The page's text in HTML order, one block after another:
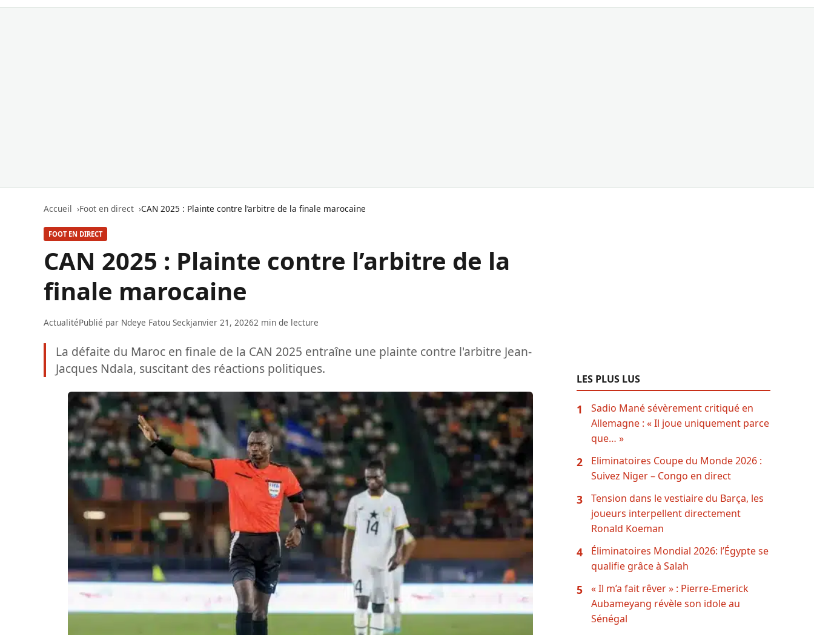
Accueil Foot en direct CAN 2025 : Plainte contre l’arbitre de la finale marocaine
FOOT EN DIRECT
CAN 2025 : Plainte contre l’arbitre de la
finale marocaine
ActualitéPublié par Ndeye Fatou Seckjanvier 21, 20262 min de lecture
La défaite du Maroc en finale de la CAN 2025 entraîne une plainte contre l'arbitre Jean-
Jacques Ndala, suscitant des réactions politiques.
LES PLUS LUS
1
Sadio Mané sévèrement critiqué en
Allemagne : « Il joue uniquement parce
que… »
2
Eliminatoires Coupe du Monde 2026 :
Suivez Niger – Congo en direct
3
Tension dans le vestiaire du Barça, les
joueurs interpellent directement
Ronald Koeman
4
Éliminatoires Mondial 2026: l’Égypte se
qualifie grâce à Salah
5
« Il m’a fait rêver » : Pierre-Emerick
Aubameyang révèle son idole au
Sénégal